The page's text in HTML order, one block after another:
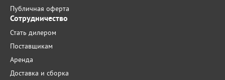
Публичная оферта
Сотрудничество
Стать дилером
Поставщикам
Аренда
Доставка и сборка